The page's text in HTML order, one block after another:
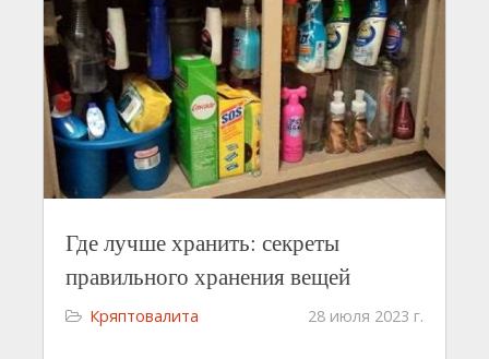
Где лучше хранить: секреты
правильного хранения вещей
Кряптовалита 28 июля 2023 г.